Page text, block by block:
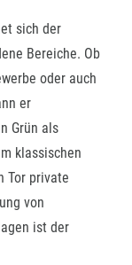
sich der
Bereiche. Ob
oder auch
er
Grün als
klassischen
Tor private
von
ist der